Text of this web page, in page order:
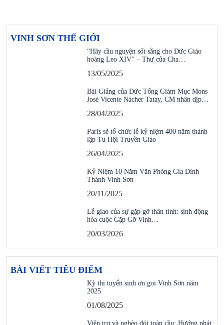
VINH SƠN THẾ GIỚI
“Hãy cầu nguyện sốt sắng cho Đức Giáo
hoàng Leo XIV” – Thư của Cha…
13/05/2025
Bài Giảng của Đức Tổng Giám Mục Mons
José Vicente Nácher Tatay, CM nhân dịp…
28/04/2025
Paris sẽ tổ chức lễ kỷ niệm 400 năm thành
lập Tu Hội Truyền Giáo
26/04/2025
Kỷ Niệm 10 Năm Văn Phòng Gia Đình
Thánh Vinh Sơn
20/11/2025
Lễ giao của sự gặp gỡ thân tình: sinh động
hóa cuộc Gặp Gỡ Vinh…
20/03/2026
BÀI VIẾT TIÊU ĐIỂM
Kỳ thi tuyển sinh ơn gọi Vinh Sơn năm
2025
01/08/2025
Viện trợ và nghèo đói toàn cầu: Hướng phát